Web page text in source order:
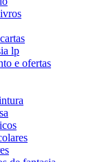
lp
e ofertas